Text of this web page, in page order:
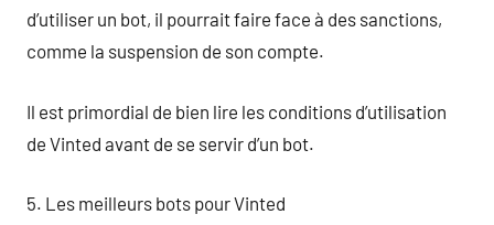
d’utiliser un bot, il pourrait faire face à des sanctions,
comme la suspension de son compte.
Il est primordial de bien lire les conditions d’utilisation
de Vinted avant de se servir d’un bot.
5. Les meilleurs bots pour Vinted